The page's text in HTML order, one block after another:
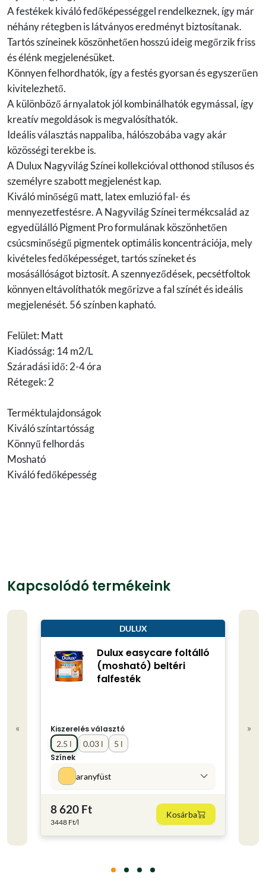
A festékek kiváló fedőképességgel rendelkeznek, így már
néhány rétegben is látványos eredményt biztosítanak.
Tartós színeinek köszönhetően hosszú ideig megőrzik friss
és élénk megjelenésüket.
Könnyen felhordhatók, így a festés gyorsan és egyszerűen
kivitelezhető.
A különböző árnyalatok jól kombinálhatók egymással, így
kreatív megoldások is megvalósíthatók.
Ideális választás nappaliba, hálószobába vagy akár
közösségi terekbe is.
A Dulux Nagyvilág Színei kollekcióval otthonod stílusos és
személyre szabott megjelenést kap.
Kiváló minőségű matt, latex emluzió fal- és
mennyezetfestésre. A Nagyvilág Színei termékcsalád az
egyedülálló Pigment Pro formulának köszönhetően
csúcsminőségű pigmentek optimális koncentrációja, mely
kivételes fedőképességet, tartós színeket és
mosásállóságot biztosít. A szennyeződések, pecsétfoltok
könnyen eltávolíthatók megőrizve a fal színét és ideális
megjelenését. 56 színben kapható.
Felület: Matt
Kiadósság: 14 m2/L
Száradási idő: 2-4 óra
Rétegek: 2
Terméktulajdonságok
Kiváló színtartósság
Könnyű felhordás
Mosható
Kiváló fedőképesség
Kapcsolódó termékeink
«
DULUX
Dulux easycare foltálló
(mosható) beltéri
falfesték
Kiszerelés választó
0.03 l
2.5 l
5 l
Színek
aranyfüst
8 620 Ft
3448 Ft/l
Kosárba
»